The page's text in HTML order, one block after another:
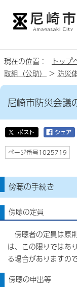
現在の位置： トップ
取組（公助）
> 防災
尼崎市防災会議
ページ番号1025719
傍聴の手続き
傍聴の定員
傍聴者の定員は原
は、この限りではあ
る場合がありますの
傍聴の申出等